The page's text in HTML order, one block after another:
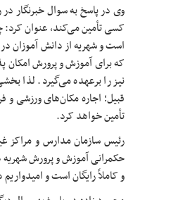
وی در پاسخ به سوال خبرنگار
کسی تأمین می‌کند، عنوان
که برای آموزش و پرورش
نیز را برعهده می‌گیرد. لذا
قبیل؛ اجاره مکان‌های ورزشی
تأمین خواهد کرد.
حکمرانی آموزش و پرورش
و کاملاً رایگان است و